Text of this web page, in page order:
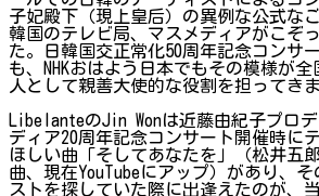
子妃殿下（現上皇后）の異例な公式な
韓国のテレビ局、マスメディアがこぞ
た。日韓国交正常化50周年記念コンサ
も、NHKおはよう日本でもその模様が
人として親善大使的な役割を担ってきま
LibelanteのJin Wonは近藤由紀子プロ
ディア20周年記念コンサート開催時に
ほしい曲「そしてあなたを」（松井五
曲、現在YouTubeにアップ）があり、
ストを探していた際に出逢えたのが、